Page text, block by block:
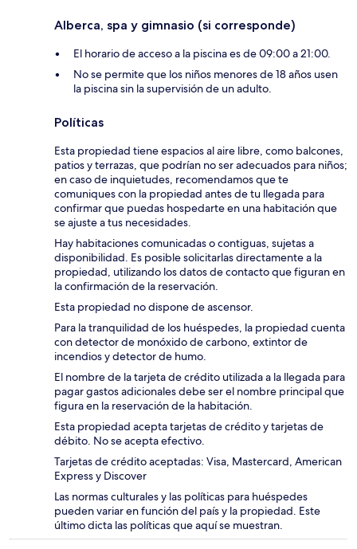
Alberca, spa y gimnasio (si corresponde)
El horario de acceso a la piscina es de 09:00 a 21:00.
No se permite que los niños menores de 18 años usen
la piscina sin la supervisión de un adulto.
Políticas
Esta propiedad tiene espacios al aire libre, como balcones,
patios y terrazas, que podrían no ser adecuados para niños;
en caso de inquietudes, recomendamos que te
comuniques con la propiedad antes de tu llegada para
confirmar que puedas hospedarte en una habitación que
se ajuste a tus necesidades.
Hay habitaciones comunicadas o contiguas, sujetas a
disponibilidad. Es posible solicitarlas directamente a la
propiedad, utilizando los datos de contacto que figuran en
la confirmación de la reservación.
Esta propiedad no dispone de ascensor.
Para la tranquilidad de los huéspedes, la propiedad cuenta
con detector de monóxido de carbono, extintor de
incendios y detector de humo.
El nombre de la tarjeta de crédito utilizada a la llegada para
pagar gastos adicionales debe ser el nombre principal que
figura en la reservación de la habitación.
Esta propiedad acepta tarjetas de crédito y tarjetas de
débito. No se acepta efectivo.
Tarjetas de crédito aceptadas: Visa, Mastercard, American
Express y Discover
Las normas culturales y las políticas para huéspedes
pueden variar en función del país y la propiedad. Este
último dicta las políticas que aquí se muestran.